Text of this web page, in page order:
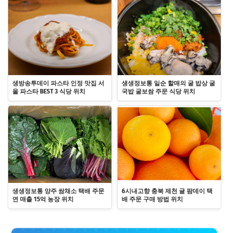
생방송투데이 파스타 인정 맛집 서
울 파스타 BEST 3 식당 위치
생생정보통 일순 할매의 굴 밥상 굴
국밥 굴보쌈 주문 식당 위치
생생정보통 양주 쌈채소 택배 주문
연 매출 15억 농장 위치
6시내고향 충북 제천 귤 팜데이 택
배 주문 구매 방법 위치